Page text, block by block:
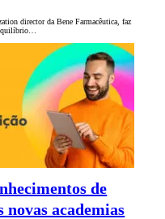
director da Bene Farmacêutica, faz
de
academias